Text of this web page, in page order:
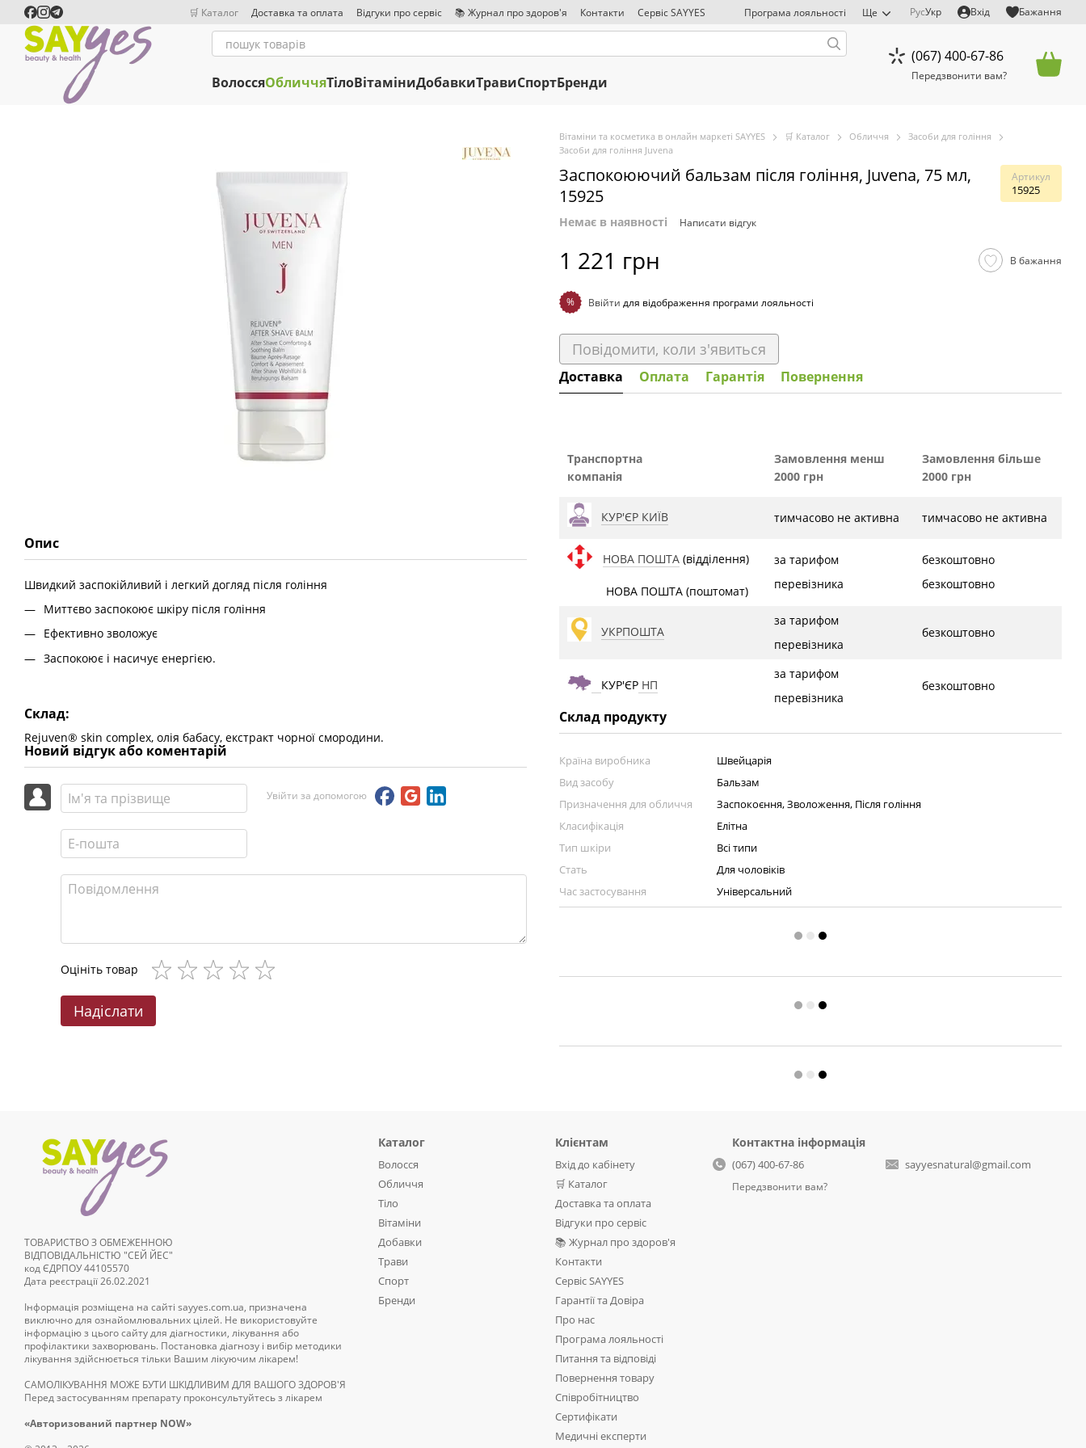
Перейти до основного контенту🛒 Каталог Доставка та оплата Відгуки про сервіс 📚 Журнал про здоров'я Контакти Сервіс SAYYES Програма лояльності Ще РусУкр Вхід Бажання
ВолоссяОбличчяТілоВітаміниДобавкиТравиСпортБренди
(067) 400-67-86
Передзвонити вам?
Опис
Швидкий заспокійливий і легкий догляд після гоління
Миттєво заспокоює шкіру після гоління
Ефективно зволожує
Заспокоює і насичує енергією.
Склад:
Rejuven® skin complex, олія бабасу, екстракт чорної смородини.
Новий відгук або коментарій
Увійти за допомогою
Оцініть товар
Надіслати
Вітаміни та косметика в онлайн маркеті SAYYES 🛒 Каталог Обличчя
Засоби для гоління
Засоби для гоління Juvena
Заспокоюючий бальзам після гоління, Juvena, 75 мл,
15925
Артикул
15925
Немає в наявності Написати відгук
1 221 грн В бажання
% Ввійти для відображення програми лояльності
Повідомити, коли з'явиться
Доставка Оплата Гарантія Повернення
Транспортна
компанія
Замовлення менш
2000 грн
Замовлення більше
2000 грн
КУР'ЄР КИЇВ тимчасово не активна тимчасово не активна
НОВА ПОШТА (відділення)
НОВА ПОШТА (поштомат)
за тарифом
перевізника
безкоштовно
безкоштовно
УКРПОШТА
за тарифом
перевізника
безкоштовно
КУР'ЄР НП
за тарифом
перевізника
безкоштовно
Склад продукту
Країна виробника
Швейцарія
Вид засобу
Бальзам
Призначення для обличчя
Заспокоєння, Зволоження, Після гоління
Класифікація
Елітна
Тип шкіри
Всі типи
Стать
Для чоловіків
Час застосування
Універсальний
ТОВАРИСТВО З ОБМЕЖЕННОЮ
ВІДПОВІДАЛЬНІСТЮ "СЕЙ ЙЕС"
код ЄДРПОУ 44105570
Дата реєстрації 26.02.2021
Інформація розміщена на сайті sayyes.com.ua, призначена
виключно для ознайомлювальних цілей. Не використовуйте
інформацію з цього сайту для діагностики, лікування або
профілактики захворювань. Постановка діагнозу і вибір методики
лікування здійснюється тільки Вашим лікуючим лікарем!
САМОЛІКУВАННЯ МОЖЕ БУТИ ШКІДЛИВИМ ДЛЯ ВАШОГО ЗДОРОВ'Я
Перед застосуванням препарату проконсультуйтесь з лікарем
«Авторизований партнер NOW»
Каталог
Волосся
Обличчя
Тіло
Вітаміни
Добавки
Трави
Спорт
Бренди
Клієнтам
Вхід до кабінету
🛒 Каталог
Доставка та оплата
Відгуки про сервіс
📚 Журнал про здоров'я
Контакти
Сервіс SAYYES
Гарантії та Довіра
Про нас
Програма лояльності
Питання та відповіді
Повернення товару
Співробітництво
Сертифікати
Медичні експерти
Контактна інформація
(067) 400-67-86
Передзвонити вам?
sayyesnatural@gmail.com